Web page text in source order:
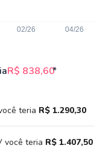
R$ 838,60*
teria R$ 1.290,30
você teria R$ 1.407,50